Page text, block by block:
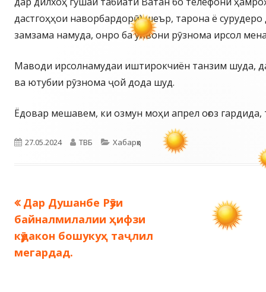
дастгоҳҳои наворбардорӣ) шеър, тарона ё
замзама намуда, онро ба унвони рӯзнома ирсол
Маводи ирсолнамудаи иштирокчиён танзим шуда,
ва ютубии рӯзнома ҷой дода шуд.
Ëдовар мешавем, ки озмун моҳи апрел оғоз
Опубликовано
27.05.2024 Автор
ТВБ Рубрики
Хабарҳо
Навигация
по
записям
Предыдущая
запись:
Дар Душанбе Рӯзи
байналмилалии ҳифзи
кӯдакон бошукуҳ таҷлил
мегардад.